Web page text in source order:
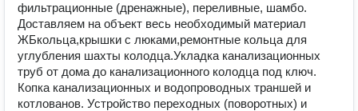
фильтрационные (дренажные), переливные, шамбо.
Доставляем на объект весь необходимый материал
ЖБкольца,крышки с люками,ремонтные кольца для
углубления шахты колодца.Укладка канализационных
труб от дома до канализационного колодца под ключ.
Копка канализационных и водопроводных траншей и
котлованов. Устройство переходных (поворотных) и